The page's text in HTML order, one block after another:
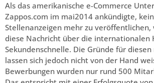
Als das amerikanische e-Commerce
Zappos.com im mai2014 ankündigte,
Stellenanzeigen mehr zu
diese Nachricht über die internationalen
Sekundenschnelle. Die Gründe für
lassen sich jedoch nicht von der Hand
Bewerbungen wurden nur rund 500